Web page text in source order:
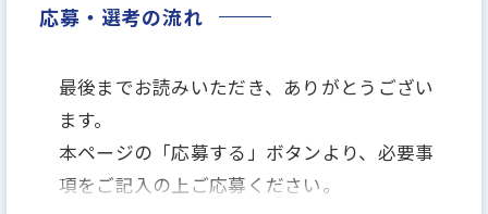
応募・選考の流れ
最後までお読みいただき、ありがとうござい
ます。
本ページの「応募する」ボタンより、必要事
項をご記入の上ご応募ください。